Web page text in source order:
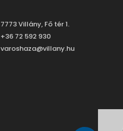
7773 Villány, Fő tér 1.
+36 72 592 930
varoshaza@villany.hu